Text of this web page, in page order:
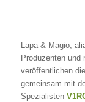
Lapa & Magio,
Produzenten
veröffentlichen
gemeinsam mit
Spezialisten